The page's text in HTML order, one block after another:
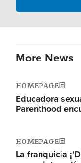
More News
HOMEPAGE
Educadora
Parenthood
HOMEPAGE
La franquicia